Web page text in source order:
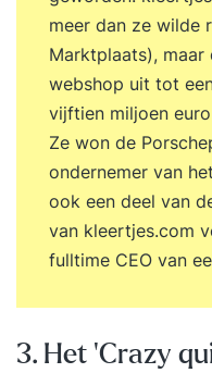
doorbreken? Op
het omdenken jou
doelen? Hoe
verandering de
en kansen zien
vragen en/of
hoe kun je die
handelen? Hoe kun
overtuigingskracht
voordelen voor
meer dan ze wilde
Marktplaats), maar
webshop uit tot
vijftien miljoen
Ze won de
ondernemer van
ook een deel van
van kleertjes.com
fulltime CEO van
3. Het 'Crazy